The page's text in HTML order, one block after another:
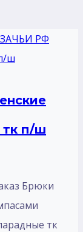
тк п/ш
Брюки
тк